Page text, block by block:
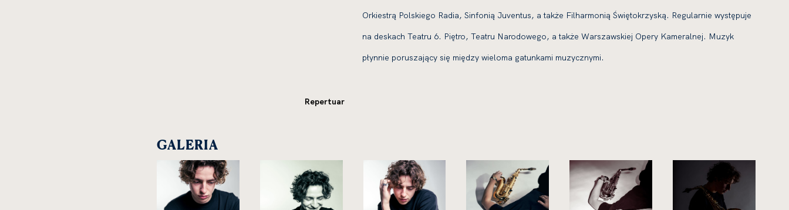
Orkiestrą Polskiego Radia, Sinfonią Juventus, a także Filharmonią Świętokrzyską. Regularnie występuje
na deskach Teatru 6. Piętro, Teatru Narodowego, a także Warszawskiej Opery Kameralnej. Muzyk
płynnie poruszający się między wieloma gatunkami muzycznymi.
Repertuar
GALERIA